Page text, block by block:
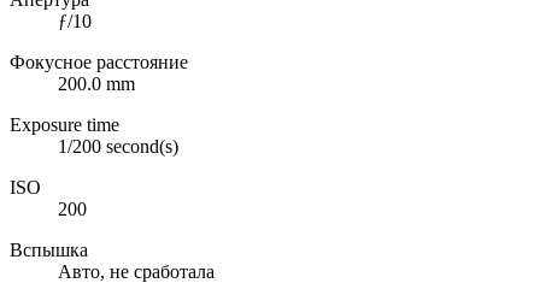
ƒ/10
Фокусное расстояние
200.0 mm
Exposure time
1/200 second(s)
ISO
200
Вспышка
Авто, не сработала